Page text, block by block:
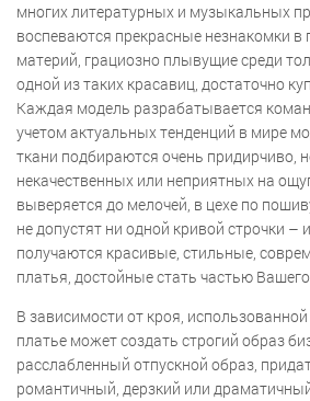
многих литературных и музыкальных
воспеваются прекрасные незнакомки
материй, грациозно плывущие среди
одной из таких красавиц, достаточно
Каждая модель разрабатывается
учетом актуальных тенденций в мире
ткани подбираются очень придирчиво,
некачественных или неприятных на
выверяется до мелочей, в цехе по
не допустят ни одной кривой строчки –
получаются красивые, стильные,
платья, достойные стать частью
В зависимости от кроя,
платье может создать строгий образ
расслабленный отпускной образ,
романтичный, дерзкий или